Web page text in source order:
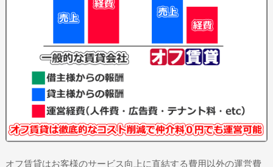
オフ賃貸はお客様のサービス向上に直結する費用以外の運営費